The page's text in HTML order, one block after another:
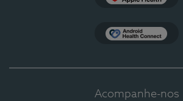
Acompanhe-nos